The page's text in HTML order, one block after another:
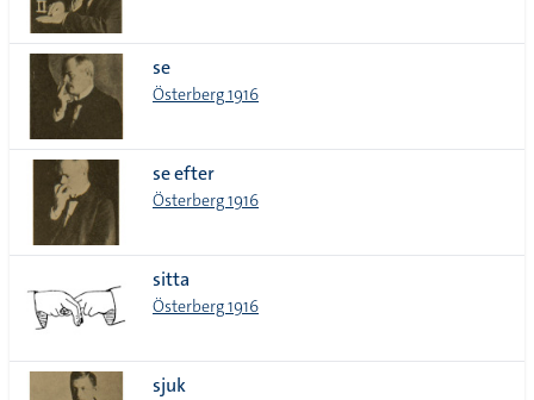
se
Österberg 1916
se efter
Österberg 1916
sitta
Österberg 1916
sjuk